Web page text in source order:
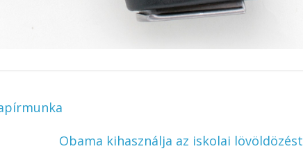
Obama kihasználja az iskolai lövöldözést